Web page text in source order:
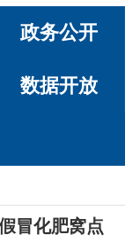
政务公开
数据开放
冒化肥窝点